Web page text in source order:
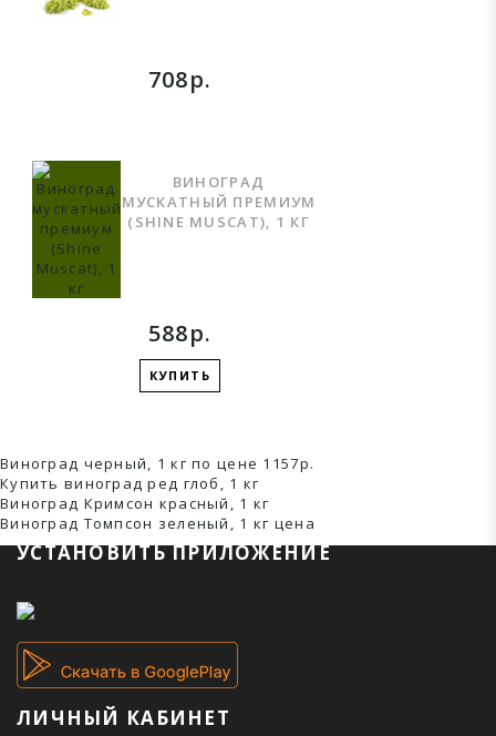
708р.
ВИНОГРАД
МУСКАТНЫЙ ПРЕМИУМ
(SHINE MUSCAT), 1 КГ
588р.
КУПИТЬ
Виноград черный, 1 кг по цене 1157р.
Купить виноград ред глоб, 1 кг
Виноград Кримсон красный, 1 кг
Виноград Томпсон зеленый, 1 кг ценa
УСТАНОВИТЬ ПРИЛОЖЕНИЕ
ЛИЧНЫЙ КАБИНЕТ